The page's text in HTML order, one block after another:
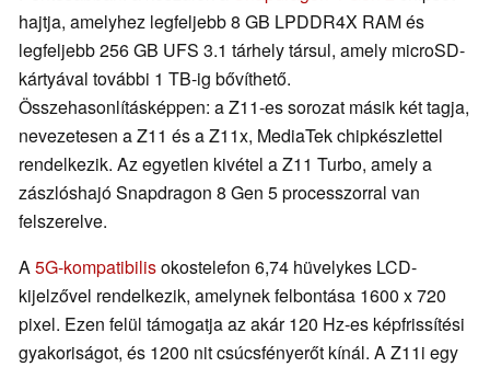
hajtja, amelyhez legfeljebb 8 GB LPDDR4X RAM és
legfeljebb 256 GB UFS 3.1 tárhely társul, amely microSD-
kártyával további 1 TB-ig bővíthető.
Összehasonlításképpen: a Z11-es sorozat másik két tagja,
nevezetesen a Z11 és a Z11x, MediaTek chipkészlettel
rendelkezik. Az egyetlen kivétel a Z11 Turbo, amely a
zászlóshajó Snapdragon 8 Gen 5 processzorral van
felszerelve.
A5G-kompatibilisokostelefon 6,74 hüvelykes LCD-
kijelzővel rendelkezik, amelynek felbontása 1600 x 720
pixel. Ezen felül támogatja az akár 120 Hz-es képfrissítési
gyakoriságot, és 1200 nit csúcsfényerőt kínál. A Z11i egy